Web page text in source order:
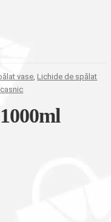
vase, Lichide de spălat